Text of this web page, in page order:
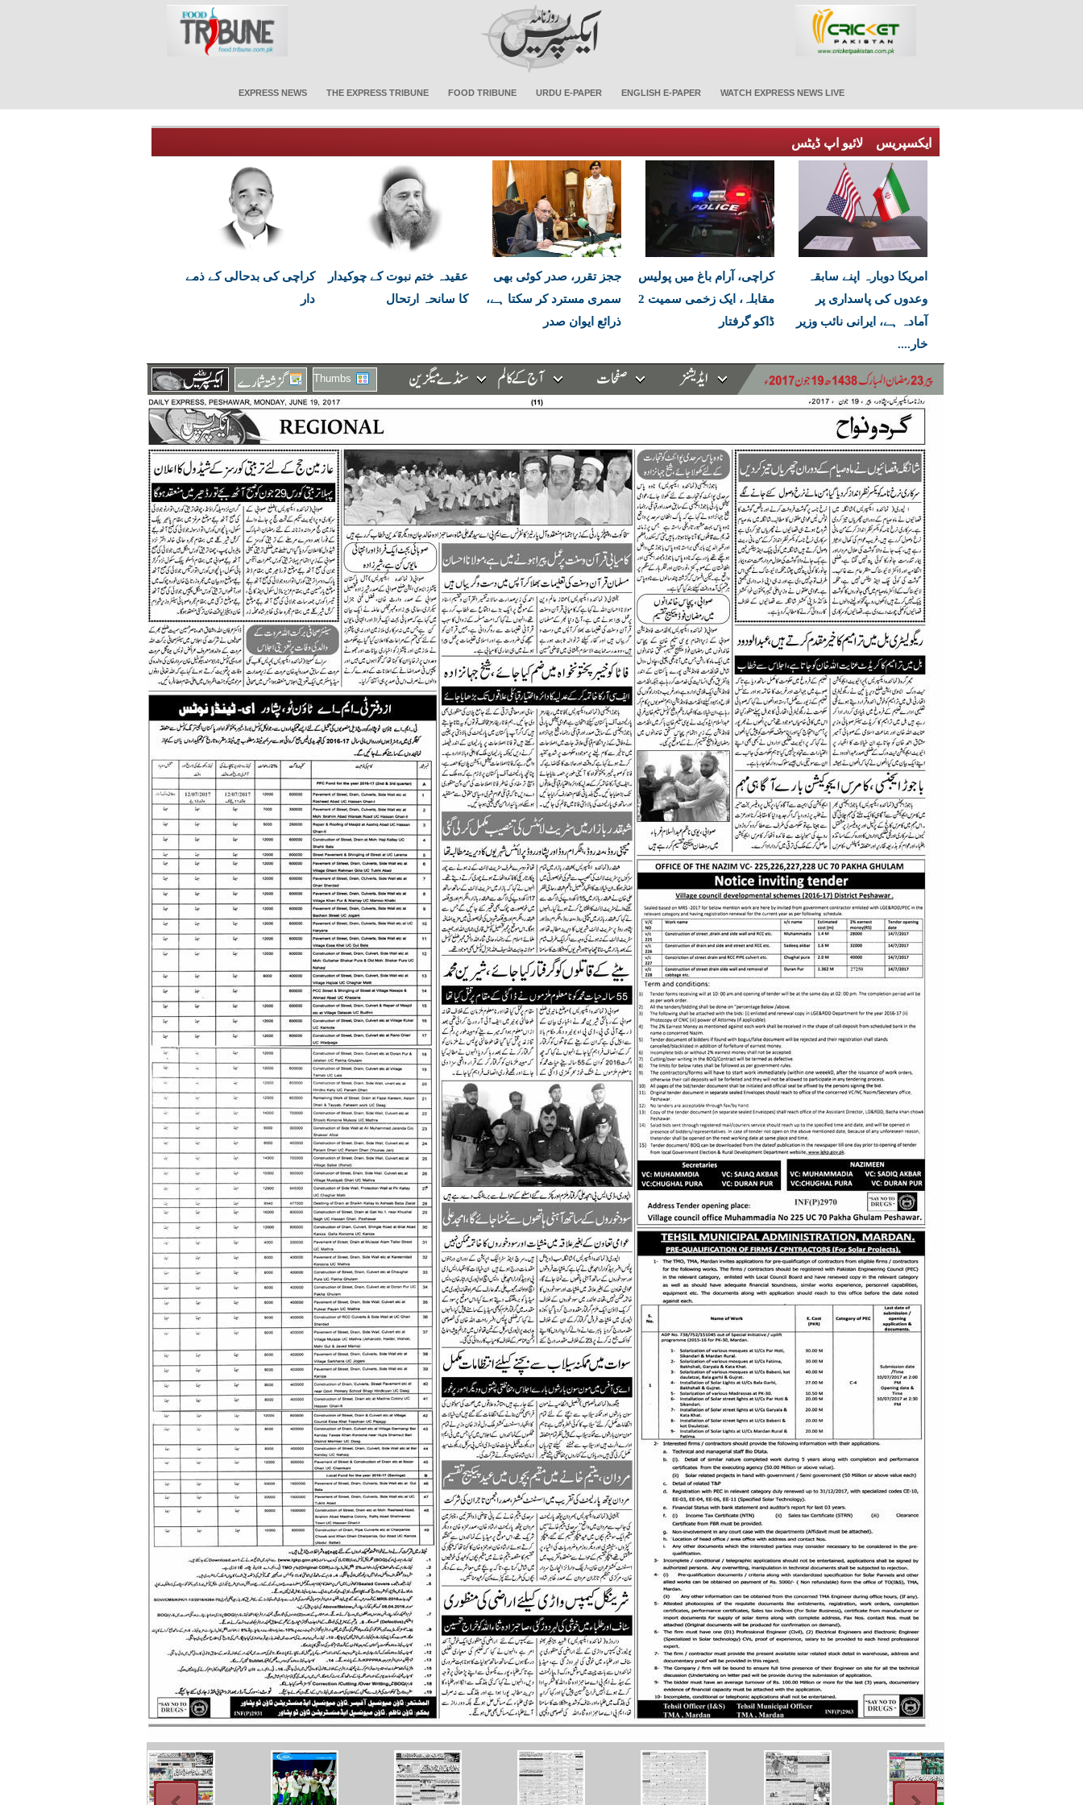
EXPRESS NEWS THE EXPRESS TRIBUNE FOOD TRIBUNE URDU E-PAPER ENGLISH E-PAPER WATCH EXPRESS NEWS LIVE
ایکسپریس لائیو اپ ڈیٹس
امریکا دوبارہ اپنے سابقہ
وعدوں کی پاسداری پر
آمادہ ہے، ایرانی نائب وزیر
خار....
کراچی، آرام باغ میں پولیس
مقابلہ، ایک زخمی سمیت 2
ڈاکو گرفتار
ججز تقرر، صدر کوئی بھی
سمری مسترد کر سکتا ہے،
ذرائع ایوان صدر
عقیدہ ختم نبوت کے چوکیدار
کا سانحہ ارتحال
کراچی کی بدحالی کے ذمے
دار
Thumbs